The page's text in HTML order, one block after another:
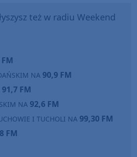
też w radiu Weekend
NA 90,9 FM
91,7 FM
NA 92,6 FM
I TUCHOLI NA 99,30 FM
FM